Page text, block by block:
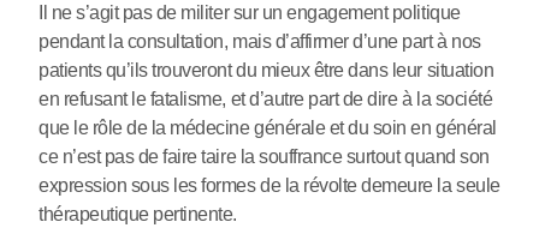
Il ne s’agit pas de militer sur un engagement politique
pendant la consultation, mais d’affirmer d’une part à nos
patients qu’ils trouveront du mieux être dans leur situation
en refusant le fatalisme, et d’autre part de dire à la société
que le rôle de la médecine générale et du soin en général
ce n’est pas de faire taire la souffrance surtout quand son
expression sous les formes de la révolte demeure la seule
thérapeutique pertinente.